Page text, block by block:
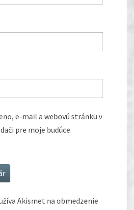
e-mail a webovú stránku v
pre moje budúce
Akismet na obmedzenie